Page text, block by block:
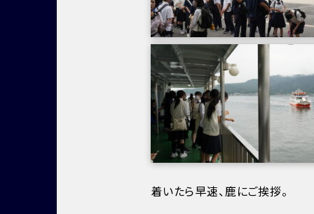
着いたら早速、鹿にご挨拶。